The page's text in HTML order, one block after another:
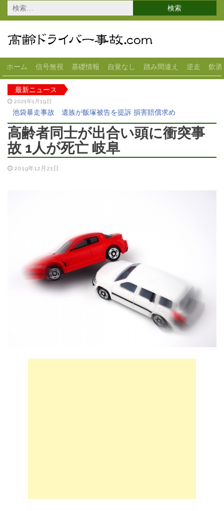
検
索:
ホーム 信号無視 基礎情報 自覚なし 踏み間違え 逆走 飲酒
最新ニュース
2021年1月19日
池袋暴走事故 遺族が飯塚被告を提訴 損害賠償求め
2020年12月18日
高齢女性が運転の車がスーパーに突っ込む 宇都宮
2020年11月13日
70代女性が運転のベンツが横転 大田区
2020年10月28日
高齢者同士が出合い頭に衝突事
故 1人が死亡 岐阜
2019年12月21日